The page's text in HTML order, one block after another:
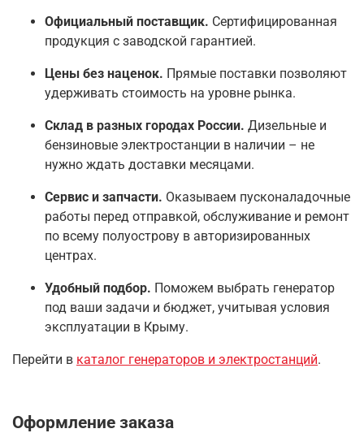
Официальный поставщик. Сертифицированная
продукция с заводской гарантией.
Цены без наценок. Прямые поставки позволяют
удерживать стоимость на уровне рынка.
Склад в разных городах России. Дизельные и
бензиновые электростанции в наличии – не
нужно ждать доставки месяцами.
Сервис и запчасти. Оказываем пусконаладочные
работы перед отправкой, обслуживание и ремонт
по всему полуострову в авторизированных
центрах.
Удобный подбор. Поможем выбрать генератор
под ваши задачи и бюджет, учитывая условия
эксплуатации в Крыму.
Перейти в каталог генераторов и электростанций.
Оформление заказа